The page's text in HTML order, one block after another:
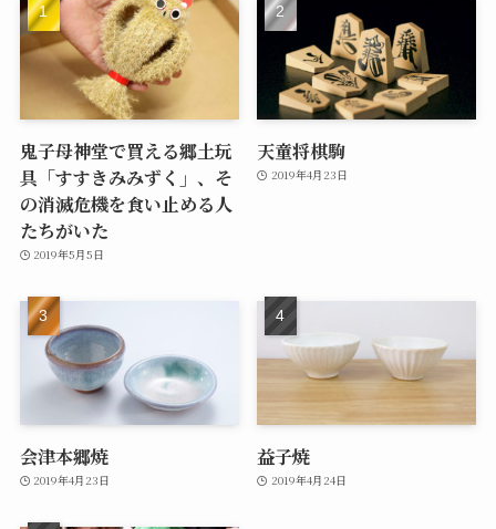
鬼子母神堂で買える郷土玩
具「すすきみみずく」、そ
の消滅危機を食い止める人
たちがいた
2019年5月5日
天童将棋駒
2019年4月23日
会津本郷焼
2019年4月23日
益子焼
2019年4月24日